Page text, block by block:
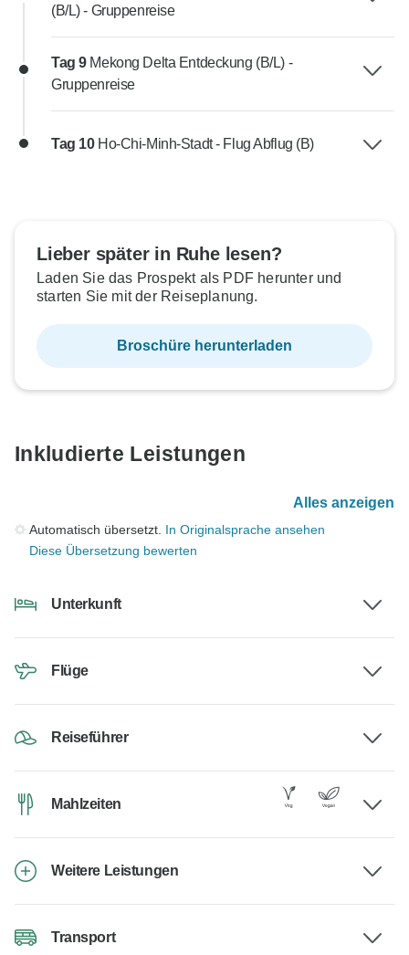
(B/L) - Gruppenreise
Tag 9 Mekong Delta Entdeckung (B/L) -
Gruppenreise
Tag 10 Ho-Chi-Minh-Stadt - Flug Abflug (B)
Lieber später in Ruhe lesen?
Laden Sie das Prospekt als PDF herunter und
starten Sie mit der Reiseplanung.
Broschüre herunterladen
Inkludierte Leistungen
Alles anzeigen
Automatisch übersetzt. In Originalsprache ansehen
Diese Übersetzung bewerten
Unterkunft
Flüge
Reiseführer
Mahlzeiten
Weitere Leistungen
Transport